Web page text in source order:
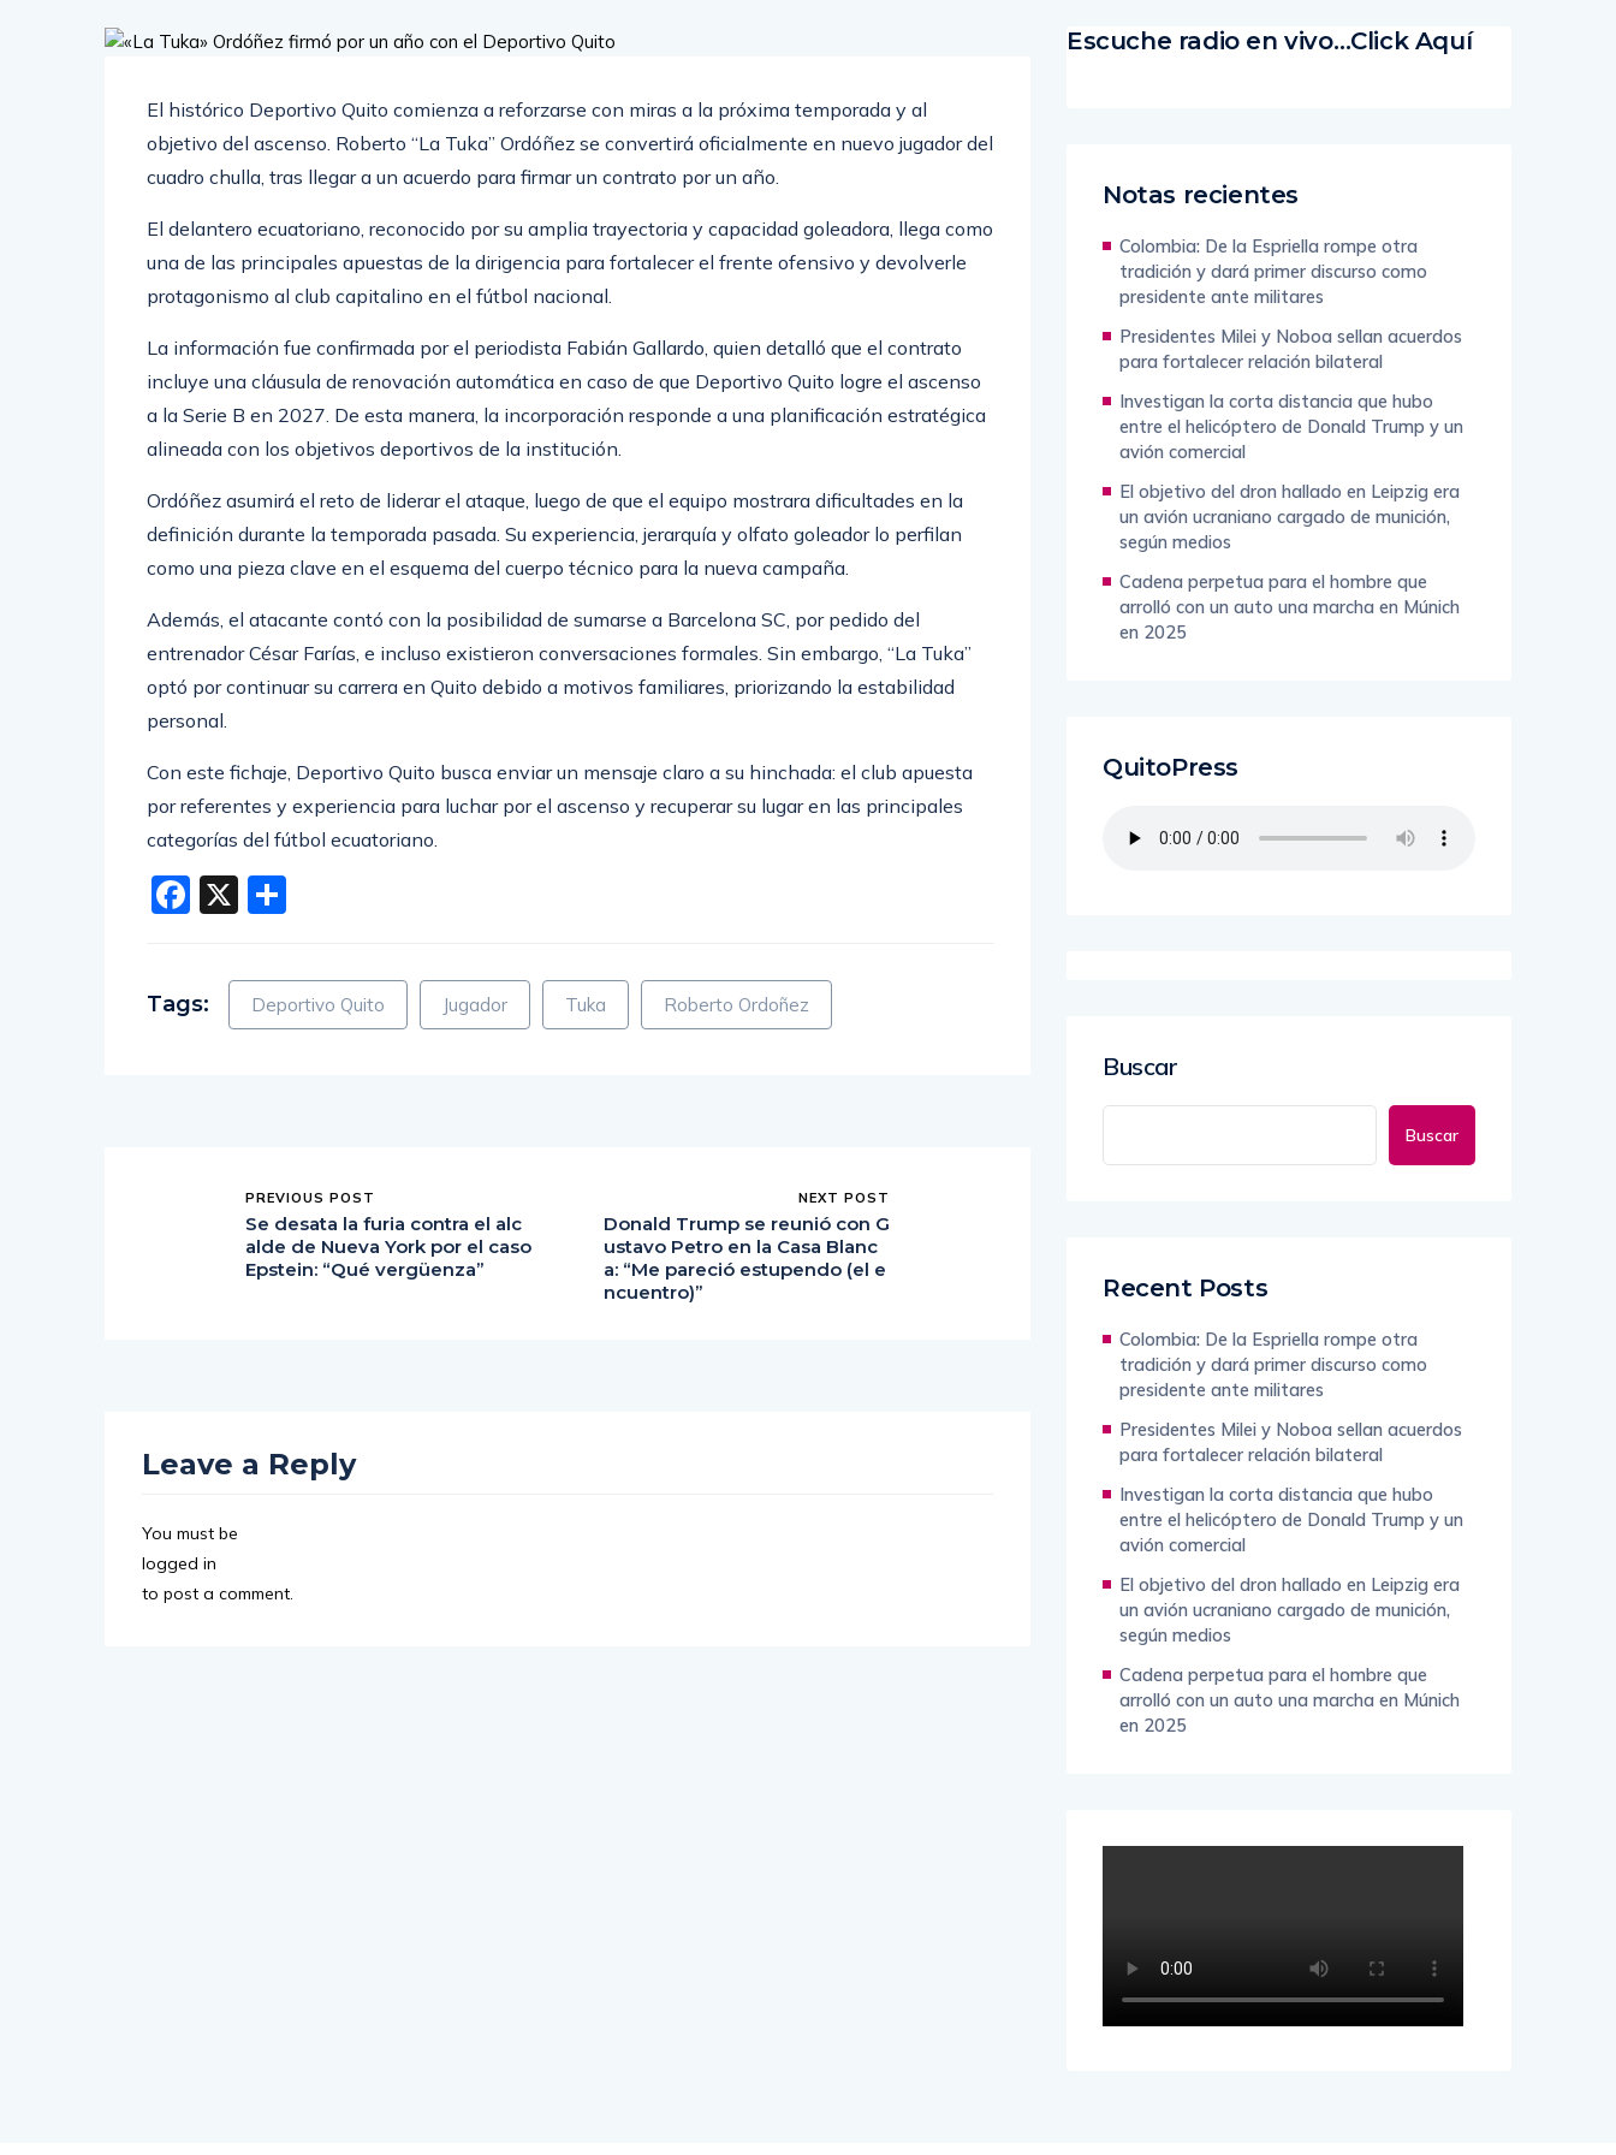
El histórico Deportivo Quito comienza a reforzarse con miras a la próxima temporada y al
objetivo del ascenso. Roberto “La Tuka” Ordóñez se convertirá oficialmente en nuevo jugador del
cuadro chulla, tras llegar a un acuerdo para firmar un contrato por un año.
El delantero ecuatoriano, reconocido por su amplia trayectoria y capacidad goleadora, llega como
una de las principales apuestas de la dirigencia para fortalecer el frente ofensivo y devolverle
protagonismo al club capitalino en el fútbol nacional.
La información fue confirmada por el periodista Fabián Gallardo, quien detalló que el contrato
incluye una cláusula de renovación automática en caso de que Deportivo Quito logre el ascenso
a la Serie B en 2027. De esta manera, la incorporación responde a una planificación estratégica
alineada con los objetivos deportivos de la institución.
Ordóñez asumirá el reto de liderar el ataque, luego de que el equipo mostrara dificultades en la
definición durante la temporada pasada. Su experiencia, jerarquía y olfato goleador lo perfilan
como una pieza clave en el esquema del cuerpo técnico para la nueva campaña.
Además, el atacante contó con la posibilidad de sumarse a Barcelona SC, por pedido del
entrenador César Farías, e incluso existieron conversaciones formales. Sin embargo, “La Tuka”
optó por continuar su carrera en Quito debido a motivos familiares, priorizando la estabilidad
personal.
Con este fichaje, Deportivo Quito busca enviar un mensaje claro a su hinchada: el club apuesta
por referentes y experiencia para luchar por el ascenso y recuperar su lugar en las principales
categorías del fútbol ecuatoriano.
Facebook
X
Tags: Deportivo Quito Jugador Tuka Roberto Ordoñez
PREVIOUS POST
Se desata la furia contra el alc
alde de Nueva York por el caso
Epstein: “Qué vergüenza”
NEXT POST
Donald Trump se reunió con G
ustavo Petro en la Casa Blanc
a: “Me pareció estupendo (el e
ncuentro)”
Leave a Reply
You must be
logged in
to post a comment.
Escuche radio en vivo…Click Aquí
Notas recientes
Colombia: De la Espriella rompe otra
tradición y dará primer discurso como
presidente ante militares
Presidentes Milei y Noboa sellan acuerdos
para fortalecer relación bilateral
Investigan la corta distancia que hubo
entre el helicóptero de Donald Trump y un
avión comercial
El objetivo del dron hallado en Leipzig era
un avión ucraniano cargado de munición,
según medios
Cadena perpetua para el hombre que
arrolló con un auto una marcha en Múnich
en 2025
QuitoPress
Buscar
Buscar
Recent Posts
Colombia: De la Espriella rompe otra
tradición y dará primer discurso como
presidente ante militares
Presidentes Milei y Noboa sellan acuerdos
para fortalecer relación bilateral
Investigan la corta distancia que hubo
entre el helicóptero de Donald Trump y un
avión comercial
El objetivo del dron hallado en Leipzig era
un avión ucraniano cargado de munición,
según medios
Cadena perpetua para el hombre que
arrolló con un auto una marcha en Múnich
en 2025